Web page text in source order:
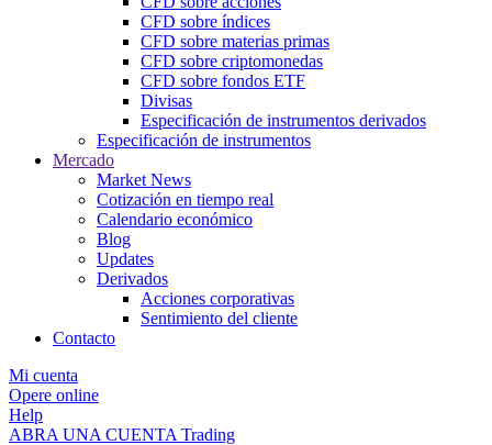
CFD sobre índices
CFD sobre materias primas
CFD sobre criptomonedas
CFD sobre fondos ETF
Divisas
Especificación de instrumentos derivados
Especificación de instrumentos
Mercado
Market News
Cotización en tiempo real
Calendario económico
Blog
Updates
Derivados
Acciones corporativas
Sentimiento del cliente
Contacto
Mi cuenta
Opere online
Help
ABRA UNA CUENTA Trading